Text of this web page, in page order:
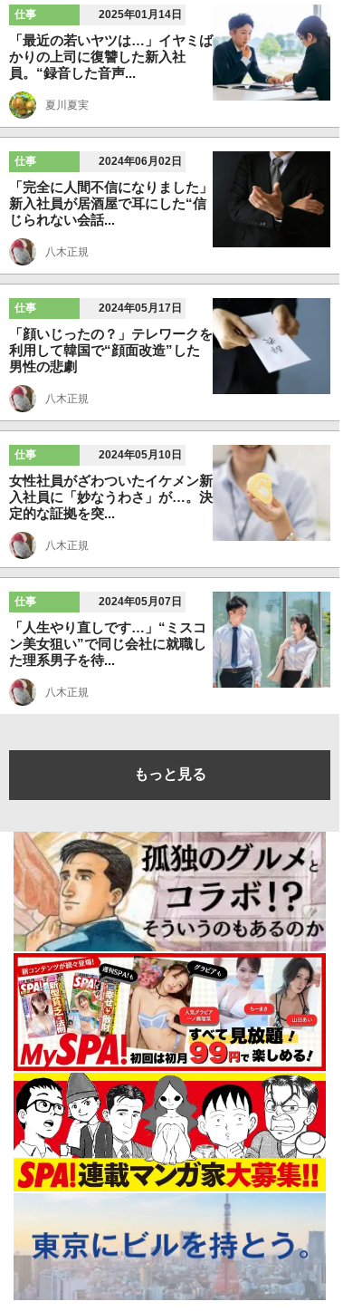
仕事 2025年01月14日
「最近の若いヤツは…」イヤミば
かりの上司に復讐した新入社
員。“録音した音声...
夏川夏実
仕事 2024年06月02日
「完全に人間不信になりました」
新入社員が居酒屋で耳にした“信
じられない会話...
八木正規
仕事 2024年05月17日
「顔いじったの？」テレワークを
利用して韓国で“顔面改造”した
男性の悲劇
八木正規
仕事 2024年05月10日
女性社員がざわついたイケメン新
入社員に「妙なうわさ」が…。決
定的な証拠を突...
八木正規
仕事 2024年05月07日
「人生やり直しです…」“ミスコ
ン美女狙い”で同じ会社に就職し
た理系男子を待...
八木正規
もっと見る